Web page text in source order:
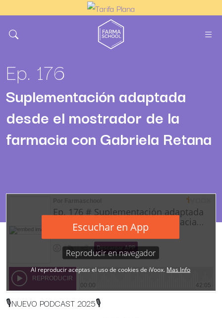
Ep. 176
Suplementación adaptada
desde el mostrador de la
farmacia con Gabriela Retana
🎙NUEVO PODCAST 2025🎙